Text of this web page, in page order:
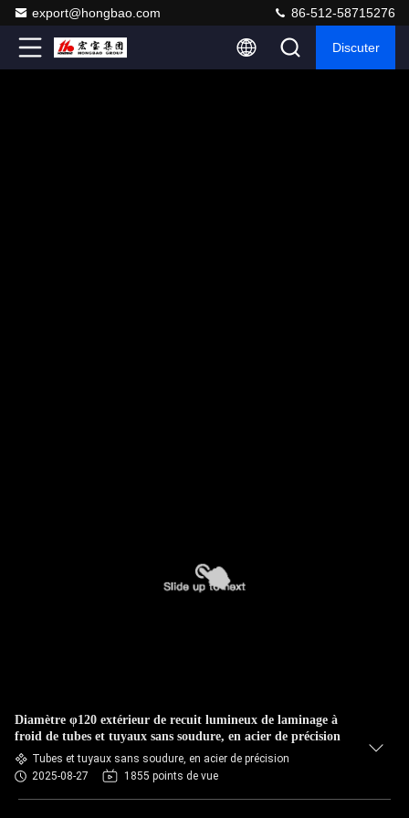
export@hongbao.com 86-512-58715276
Discuter
Diamètre φ120 extérieur de recuit lumineux de laminage à
froid de tubes et tuyaux sans soudure, en acier de précision
Tubes et tuyaux sans soudure, en acier de précision
2025-08-27
1855 points de vue